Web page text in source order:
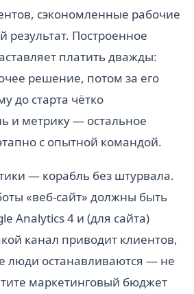
сэкономленные рабочие
Построенное
платить дважды:
решение, потом за его
до старта чётко
и метрику — остальное
с опытной командой.
— корабль без штурвала.
«веб-сайт» должны быть
Analytics 4 и (для сайта)
канал приводит клиентов,
люди останавливаются — не
маркетинговый бюджет